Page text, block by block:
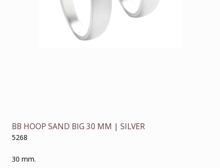
BB HOOP SAND BIG 30 MM | SILVER
5268
30 mm.